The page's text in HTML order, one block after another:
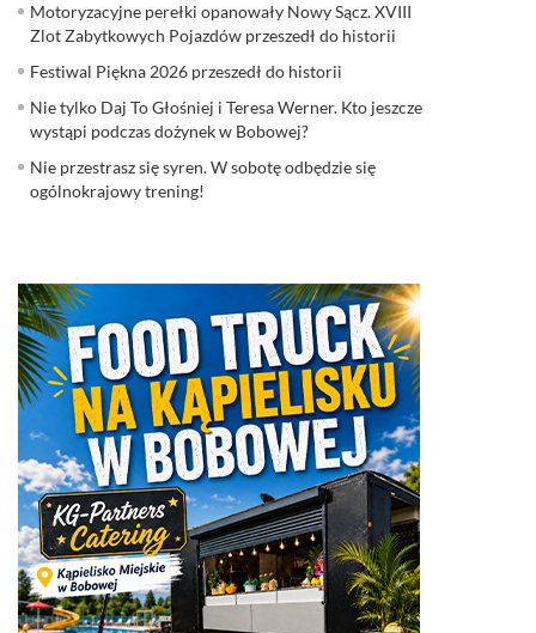
Motoryzacyjne perełki opanowały Nowy Sącz. XVIII
Zlot Zabytkowych Pojazdów przeszedł do historii
Festiwal Piękna 2026 przeszedł do historii
Nie tylko Daj To Głośniej i Teresa Werner. Kto jeszcze
wystąpi podczas dożynek w Bobowej?
Nie przestrasz się syren. W sobotę odbędzie się
ogólnokrajowy trening!